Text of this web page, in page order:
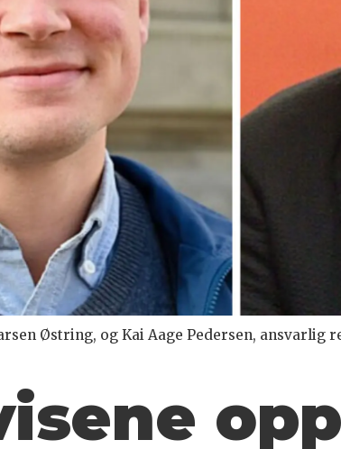
Østring, og Kai Aage Pedersen, ansvarlig